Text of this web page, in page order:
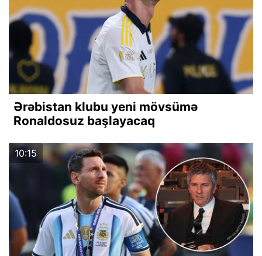
Ərəbistan klubu yeni mövsümə
Ronaldosuz başlayacaq
10:15